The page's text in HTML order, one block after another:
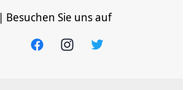
| Besuchen Sie uns auf